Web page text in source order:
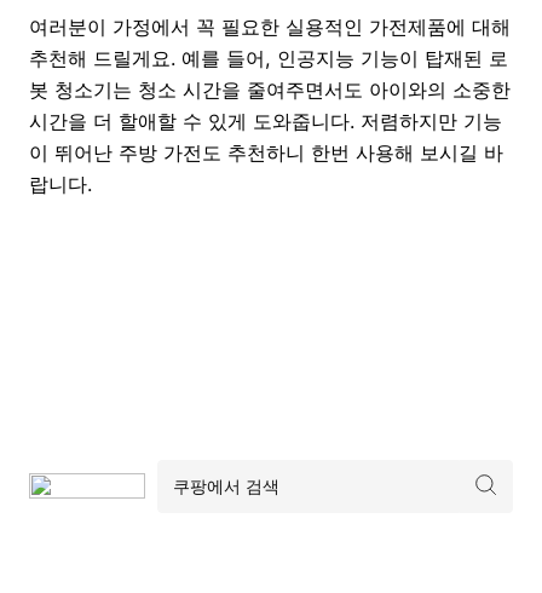
여러분이 가정에서 꼭 필요한 실용적인 가전제품에 대해
추천해 드릴게요. 예를 들어, 인공지능 기능이 탑재된 로
봇 청소기는 청소 시간을 줄여주면서도 아이와의 소중한
시간을 더 할애할 수 있게 도와줍니다. 저렴하지만 기능
이 뛰어난 주방 가전도 추천하니 한번 사용해 보시길 바
랍니다.